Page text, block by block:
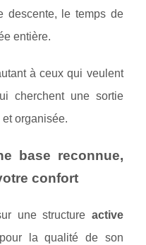
descente, le temps de
entière.
à ceux qui veulent
cherchent une sortie
organisée.
base reconnue,
confort
une structure active
la qualité de son